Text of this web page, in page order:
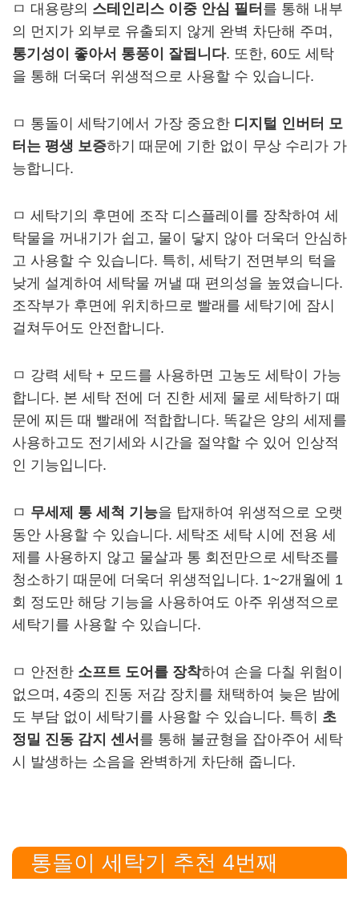
ㅁ 대용량의 스테인리스 이중 안심 필터 를 통해 내부
의 먼지가 외부로 유출되지 않게 완벽 차단해 주며,
통기성이 좋아서 통풍이 잘됩니다. 또한, 60도 세탁
을 통해 더욱더 위생적으로 사용할 수 있습니다.
ㅁ 통돌이 세탁기에서 가장 중요한 디지털 인버터 모
터는 평생 보증하기 때문에 기한 없이 무상 수리가 가
능합니다.
ㅁ 세탁기의 후면에 조작 디스플레이를 장착하여 세
탁물을 꺼내기가 쉽고, 물이 닿지 않아 더욱더 안심하
고 사용할 수 있습니다. 특히, 세탁기 전면부의 턱을
낮게 설계하여 세탁물 꺼낼 때 편의성을 높였습니다.
조작부가 후면에 위치하므로 빨래를 세탁기에 잠시
걸쳐두어도 안전합니다.
ㅁ 강력 세탁 + 모드를 사용하면 고농도 세탁이 가능
합니다. 본 세탁 전에 더 진한 세제 물로 세탁하기 때
문에 찌든 때 빨래에 적합합니다. 똑같은 양의 세제를
사용하고도 전기세와 시간을 절약할 수 있어 인상적
인 기능입니다.
ㅁ 무세제 통 세척 기능을 탑재하여 위생적으로 오랫
동안 사용할 수 있습니다. 세탁조 세탁 시에 전용 세
제를 사용하지 않고 물살과 통 회전만으로 세탁조를
청소하기 때문에 더욱더 위생적입니다. 1~2개월에 1
회 정도만 해당 기능을 사용하여도 아주 위생적으로
세탁기를 사용할 수 있습니다.
ㅁ 안전한 소프트 도어를 장착하여 손을 다칠 위험이
없으며, 4중의 진동 저감 장치를 채택하여 늦은 밤에
도 부담 없이 세탁기를 사용할 수 있습니다. 특히 초
정밀 진동 감지 센서 를 통해 불균형을 잡아주어 세탁
시 발생하는 소음을 완벽하게 차단해 줍니다.
통돌이 세탁기 추천 4번째